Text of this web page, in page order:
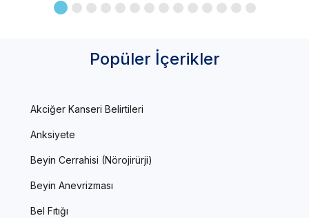
Popüler İçerikler
Akciğer Kanseri Belirtileri
Anksiyete
Beyin Cerrahisi (Nörojirürji)
Beyin Anevrizması
Bel Fıtığı